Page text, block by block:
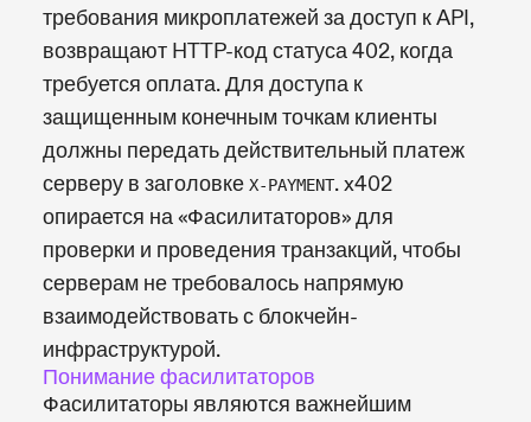
требования микроплатежей за доступ к API,
возвращают HTTP-код статуса 402, когда
требуется оплата. Для доступа к
защищенным конечным точкам клиенты
должны передать действительный платеж
серверу в заголовке X-PAYMENT. x402
опирается на «Фасилитаторов» для
проверки и проведения транзакций, чтобы
серверам не требовалось напрямую
взаимодействовать с блокчейн-
инфраструктурой.
Понимание фасилитаторов
Фасилитаторы являются важнейшим